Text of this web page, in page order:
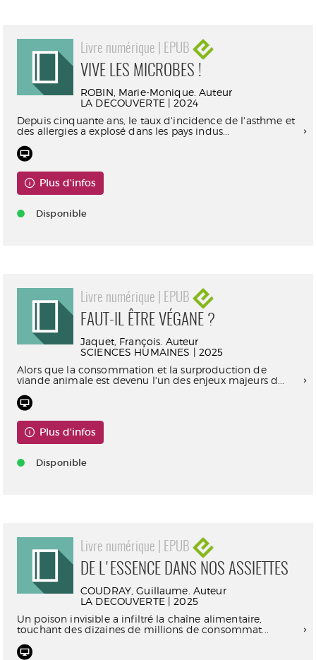
Livre numérique | EPUB
VIVE LES MICROBES !
ROBIN, Marie-Monique. Auteur
LA DECOUVERTE | 2024
Depuis cinquante ans, le taux d'incidence de l'asthme et
des allergies a explosé dans les pays indus...
Plus d'infos
Disponible
Livre numérique | EPUB
FAUT-IL ÊTRE VÉGANE ?
Jaquet, François. Auteur
SCIENCES HUMAINES | 2025
Alors que la consommation et la surproduction de
viande animale est devenu l'un des enjeux majeurs d...
Plus d'infos
Disponible
Livre numérique | EPUB
DE L'ESSENCE DANS NOS ASSIETTES
COUDRAY, Guillaume. Auteur
LA DECOUVERTE | 2025
Un poison invisible a infiltré la chaîne alimentaire,
touchant des dizaines de millions de consommat...